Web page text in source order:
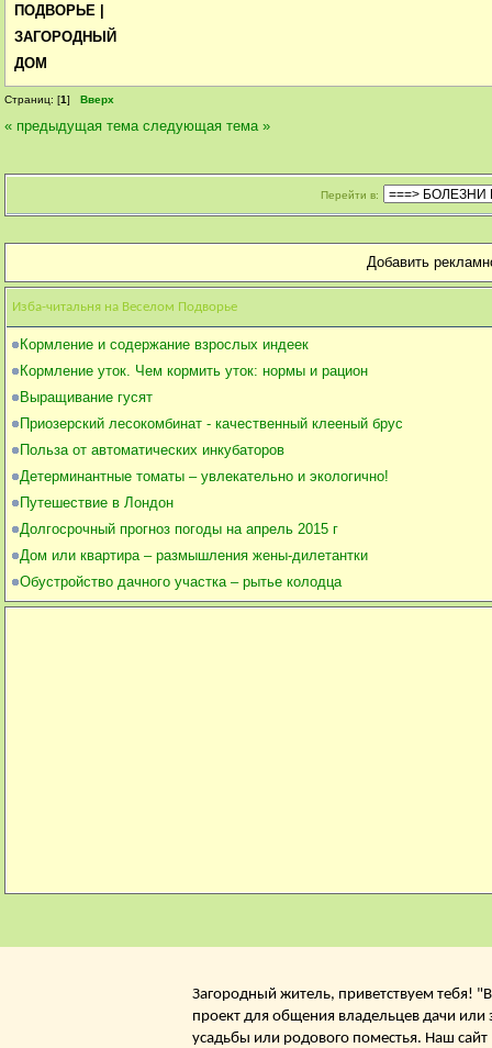
ПОДВОРЬЕ |
ЗАГОРОДНЫЙ
ДОМ
Страниц: [1] Вверх
« предыдущая тема следующая тема »
Перейти в:
Добавить
Изба-читальня на Веселом Подворье
Кормление и содержание взрослых индеек
Кормление уток. Чем кормить уток: нормы и рацион
Выращивание гусят
Приозерский лесокомбинат - качественный клееный брус
Польза от автоматических инкубаторов
Детерминантные томаты – увлекательно и экологично!
Путешествие в Лондон
Долгосрочный прогноз погоды на апрель 2015 г
Дом или квартира – размышления жены-дилетантки
Обустройство дачного участка – рытье колодца
Загородный житель, приветствуем тебя!
проект для общения владельцев дачи или
усадьбы или родового поместья. Наш